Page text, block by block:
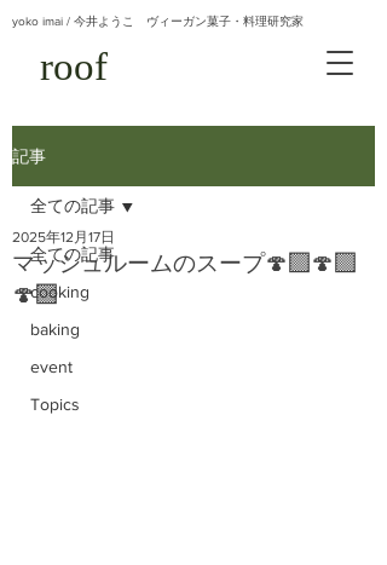
roof
yoko imai / 今井ようこ ヴィーガン菓子・料理研究家
記事
全ての記事
cooking
baking
event
Topics
全ての記事
マッシュルームのスープ🍄‍🟫🍄‍🟫
🍄‍🟫
2025年12月17日